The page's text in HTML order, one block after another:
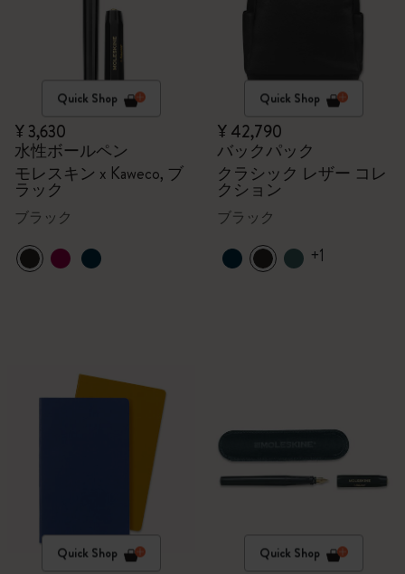
Quick Shop
¥ 3,630
水性ボールペン
モレスキン x Kaweco, ブ
ラック
ブラック
Quick Shop
¥ 42,790
バックパック
クラシック レザー コレ
クション
ブラック
+1
Quick Shop Quick Shop